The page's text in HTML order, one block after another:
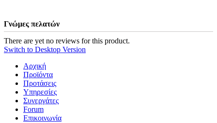
Γνώμες πελατών
There are yet no reviews for this product.
Switch to Desktop Version
Αρχική
Προϊόντα
Προτάσεις
Υπηρεσίες
Συνεργάτες
Forum
Επικοινωνία